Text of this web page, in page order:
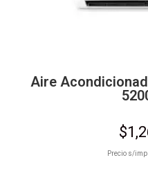
Aire
$
Precio s/